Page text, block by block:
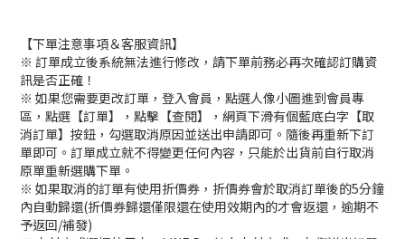
【下單注意事項＆客服資訊】
※ 訂單成立後系統無法進行修改，請下單前務必再次確認訂購資
訊是否正確！
※ 如果您需要更改訂單，登入會員，點選人像小圖進到會員專
區，點選【訂單】，點擊【查閱】，網頁下滑有個藍底白字【取
消訂單】按鈕，勾選取消原因並送出申請即可。隨後再重新下訂
單即可。訂單成立就不得變更任何內容，只能於出貨前自行取消
原單重新選購下單。
※ 如果取消的訂單有使用折價券，折價券會於取消訂單後的5分鐘
內自動歸還(折價券歸還僅限還在使用效期內的才會返還，逾期不
予返回/補發)